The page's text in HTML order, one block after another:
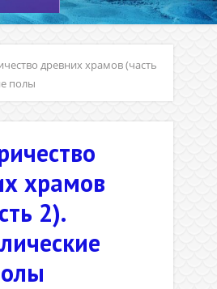
древних храмов (часть
полы
храмов
2).